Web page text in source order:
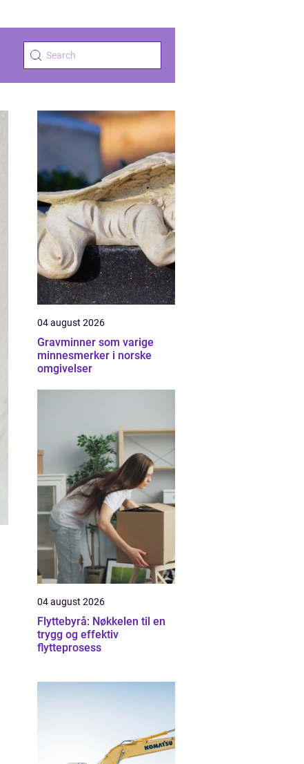
04 august 2026
Gravminner som varige
minnesmerker i norske
omgivelser
04 august 2026
Flyttebyrå: Nøkkelen til en
trygg og effektiv
flytteprosess